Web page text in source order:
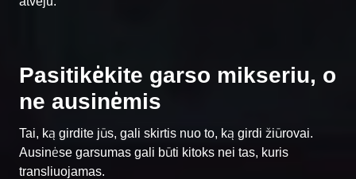
Pasitikėkite garso mikseriu, o
ne ausinėmis
Tai, ką girdite jūs, gali skirtis nuo to, ką girdi žiūrovai.
Ausinėse garsumas gali būti kitoks nei tas, kuris
transliuojamas.